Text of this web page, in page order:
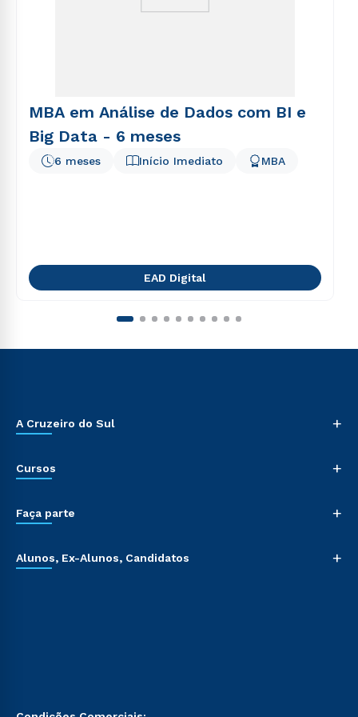
MBA em Análise de Dados com BI e
Big Data - 6 meses
Início Imediato
6 meses MBA
EAD Digital
A Cruzeiro do Sul +
Cursos +
Faça parte +
Alunos, Ex-Alunos, Candidatos +